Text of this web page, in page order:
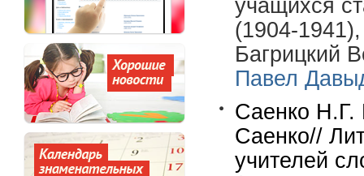
учащихся
(1904-
Багрицкий
Павел
Саенко Н.Г.
Саенко//
учителей